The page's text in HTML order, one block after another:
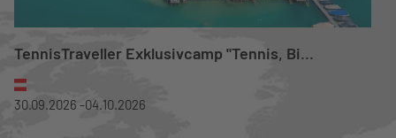
TennisTraveller Exklusivcamp "Tennis, Bi...
30.09.2026 -04.10.2026